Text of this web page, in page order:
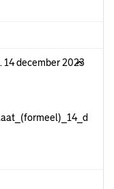
december 2023